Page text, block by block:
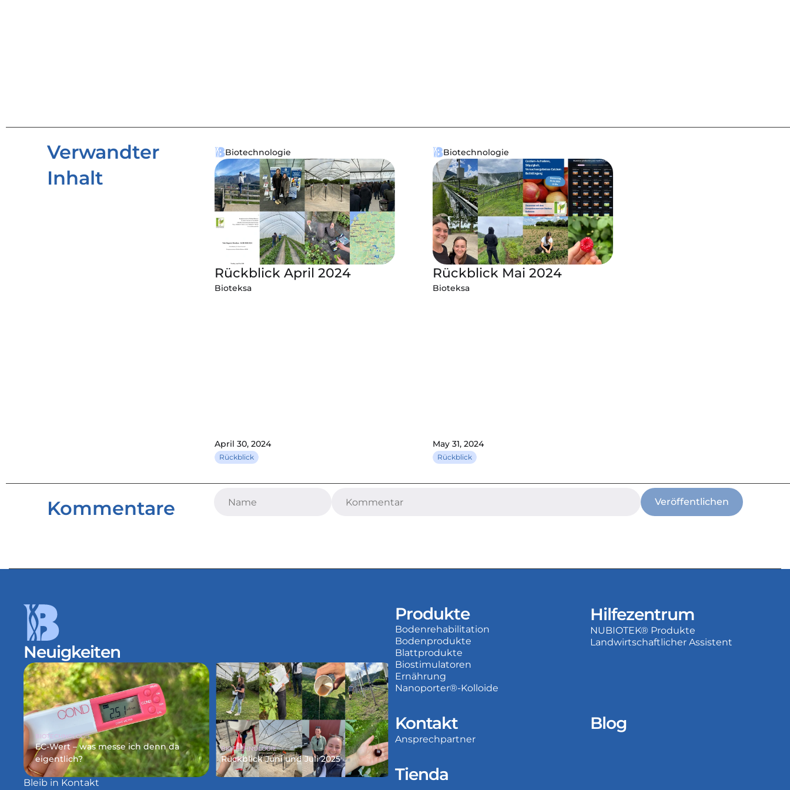
Verwandter
Inhalt
Biotechnologie
Rückblick April 2024
Bioteksa
April 30, 2024
Rückblick
Biotechnologie
Rückblick Mai 2024
Bioteksa
May 31, 2024
Rückblick
Gemeinschaft
Kommentare Veröffentlichen
Neuigkeiten
BIOTECHNOLOGIE
EC-Wert – was messe ich denn da
eigentlich?
BIOTECHNOLOGIE
Rückblick Juni und Juli 2025
Bleib in Kontakt
Produkte
Bodenrehabilitation
Bodenprodukte
Blattprodukte
Biostimulatoren
Ernährung
Nanoporter®-Kolloide
Hilfezentrum
NUBIOTEK® Produkte
Landwirtschaftlicher Assistent
Kontakt
Ansprechpartner
Blog
Tienda